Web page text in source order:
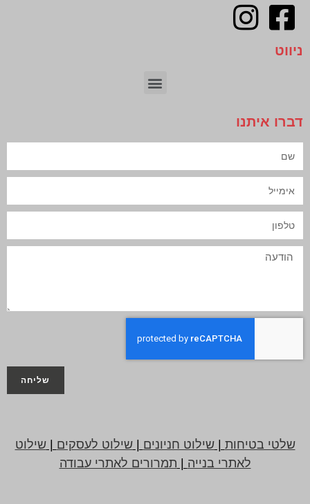
ניווט
דברו איתנו
שליחה
שלטי בטיחות |שילוט חניונים |שילוט לעסקים |שילוט
לאתרי בנייה
תמרורים לאתרי עבודה